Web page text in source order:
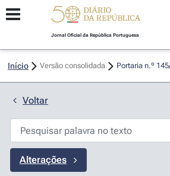
Jornal Oficial da República Portuguesa
Início Versão consolidada Portaria n.º
Voltar
Alterações